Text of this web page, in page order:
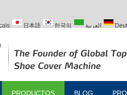
日本語 한국의 العربية
PRODUCTOS BLOG